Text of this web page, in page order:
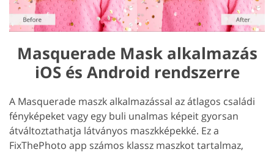
Masquerade Mask alkalmazás
iOS és Android rendszerre
A Masquerade maszk alkalmazással az átlagos családi
fényképeket vagy egy buli unalmas képeit gyorsan
átváltoztathatja látványos maszkképekké. Ez a
FixThePhoto app számos klassz maszkot tartalmaz,